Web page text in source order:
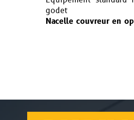
godet
Nacelle couvreur en